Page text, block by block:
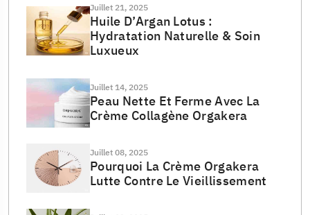
Juillet 21, 2025
Huile D’Argan Lotus :
Hydratation Naturelle & Soin
Luxueux
Juillet 14, 2025
Peau Nette Et Ferme Avec La
Crème Collagène Orgakera
Juillet 08, 2025
Pourquoi La Crème Orgakera
Lutte Contre Le Vieillissement